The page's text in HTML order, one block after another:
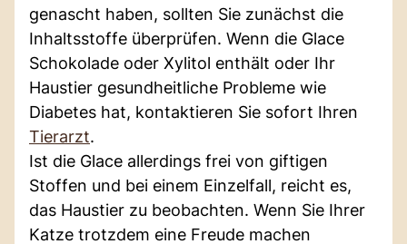
genascht haben, sollten Sie zunächst die
Inhaltsstoffe überprüfen. Wenn die Glace
Schokolade oder Xylitol enthält oder Ihr
Haustier gesundheitliche Probleme wie
Diabetes hat, kontaktieren Sie sofort Ihren
Tierarzt.
Ist die Glace allerdings frei von giftigen
Stoffen und bei einem Einzelfall, reicht es,
das Haustier zu beobachten. Wenn Sie Ihrer
Katze trotzdem eine Freude machen